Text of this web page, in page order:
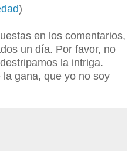
)
en los comentarios,
un día. Por favor, no
la intriga.
gana, que yo no soy